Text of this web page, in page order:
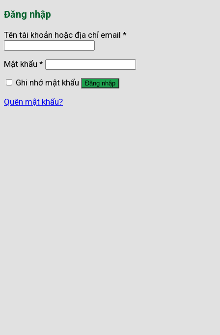
Đăng nhập
Tên tài khoản hoặc địa chỉ email *
Mật khẩu *
Ghi nhớ mật khẩu
Đăng nhập
Quên mật khẩu?